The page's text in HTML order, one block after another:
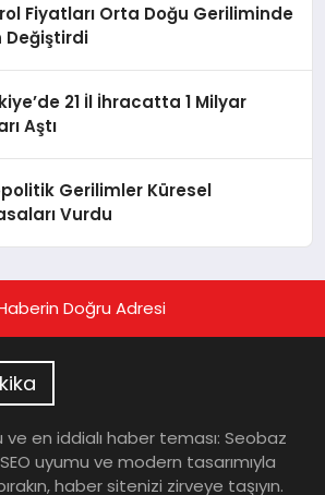
Fiyatları Orta Doğu Geriliminde
Değiştirdi
21 İl İhracatta 1 Milyar
Aştı
Gerilimler Küresel
Vurdu
Doğru Adresi
ve en iddialı haber teması: Seobaz
uyumu ve modern tasarımıyla
haber sitenizi zirveye taşıyın.